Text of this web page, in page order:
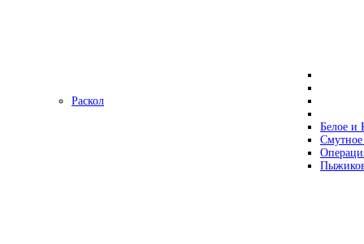
Раскол
Белое и